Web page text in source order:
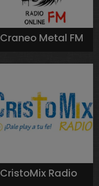
Craneo Metal FM
CristoMix Radio